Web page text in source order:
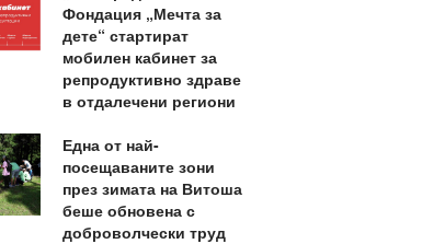
Фондация „Мечта за
дете“ стартират
мобилен кабинет за
репродуктивно здраве
в отдалечени региони
Една от най-
посещаваните зони
през зимата на Витоша
беше обновена с
доброволчески труд